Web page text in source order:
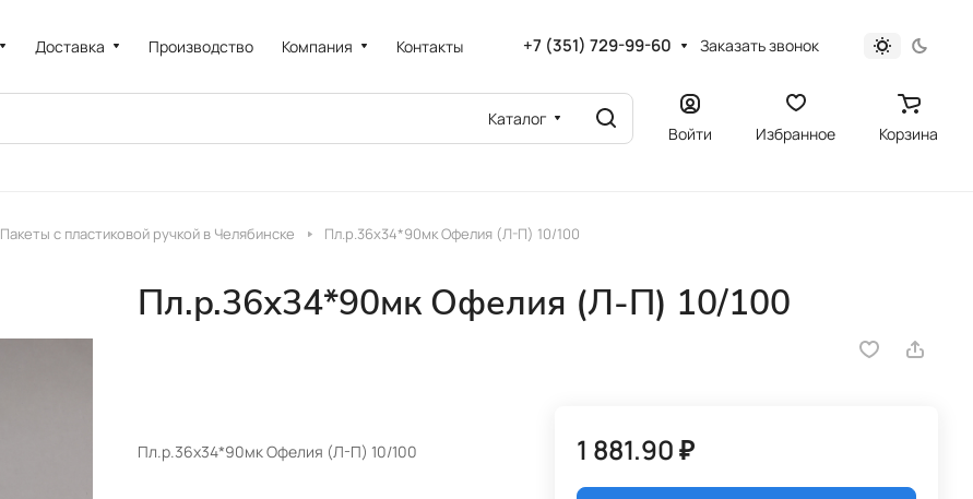
Доставка Производство Компания Контакты +7 (351) 729-99-60 Заказать звонок
Каталог
Войти Избранное Корзина
Пакеты с пластиковой ручкой в Челябинске Пл.р.36х34*90мк Офелия (Л-П) 10/100
Пл.р.36х34*90мк Офелия (Л-П) 10/100
Пл.р.36х34*90мк Офелия (Л-П) 10/100 1 881.90 ₽